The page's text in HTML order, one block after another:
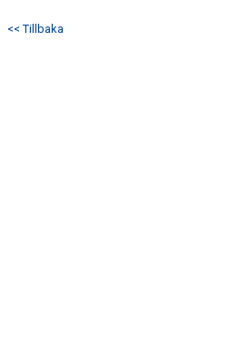
<< Tillbaka